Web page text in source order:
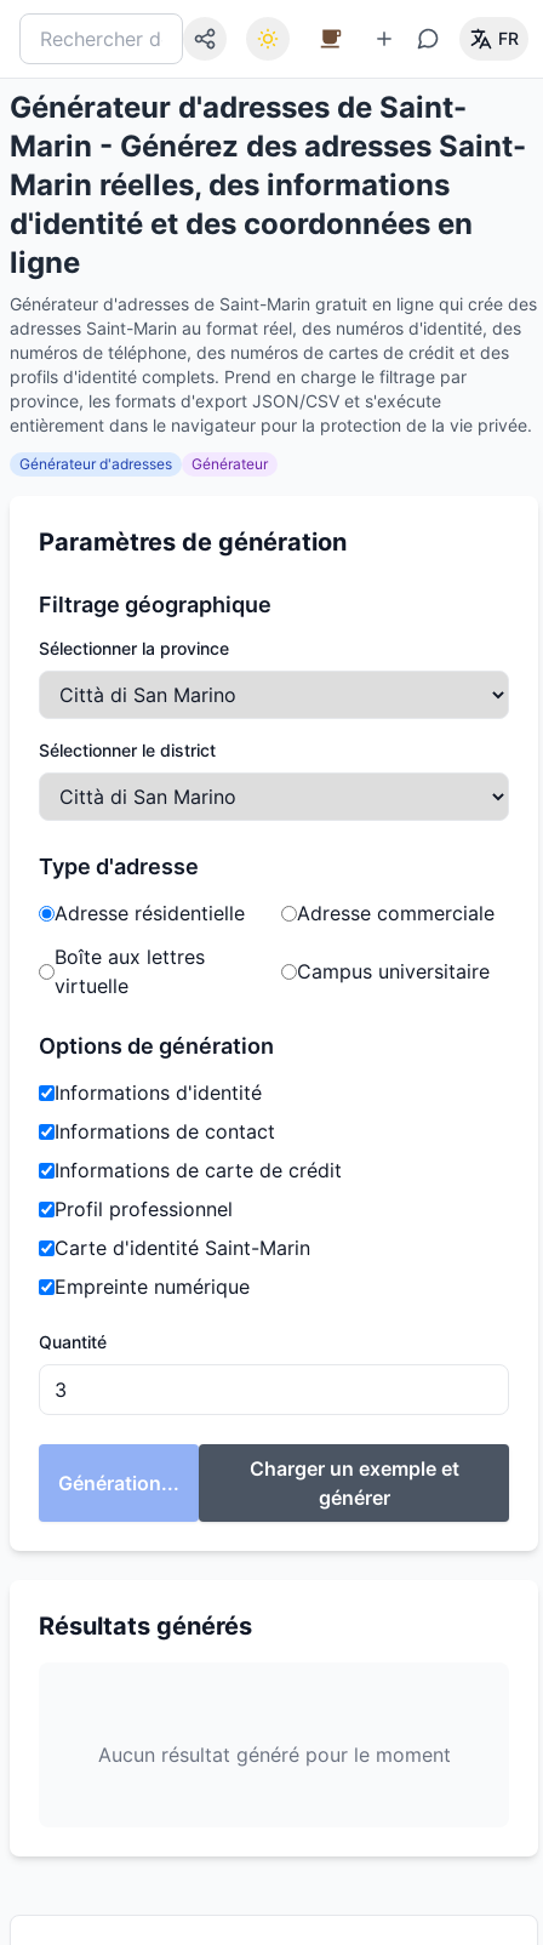
FR
Générateur d'adresses de Saint-
Marin - Générez des adresses Saint-
Marin réelles, des informations
d'identité et des coordonnées en
ligne
Générateur d'adresses de Saint-Marin gratuit en ligne qui crée des
adresses Saint-Marin au format réel, des numéros d'identité, des
numéros de téléphone, des numéros de cartes de crédit et des
profils d'identité complets. Prend en charge le filtrage par
province, les formats d'export JSON/CSV et s'exécute
entièrement dans le navigateur pour la protection de la vie privée.
Générateur d'adresses Générateur
Paramètres de génération
Filtrage géographique
Sélectionner la province
Sélectionner le district
Type d'adresse
Adresse résidentielle
Adresse commerciale
Boîte aux lettres
virtuelle
Campus universitaire
Options de génération
Informations d'identité
Informations de contact
Informations de carte de crédit
Profil professionnel
Carte d'identité Saint-Marin
Empreinte numérique
Quantité
Génération...
Charger un exemple et
générer
Résultats générés
Aucun résultat généré pour le moment